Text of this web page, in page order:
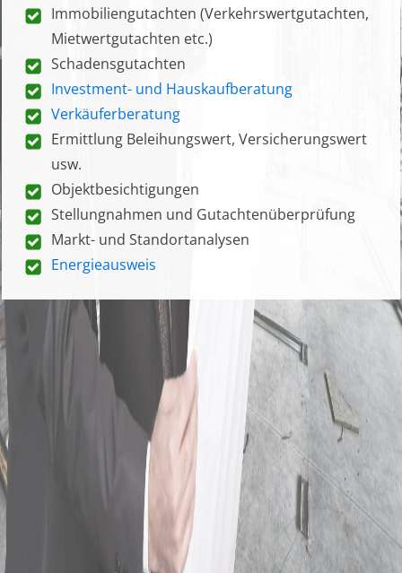
Immobiliengutachten (Verkehrswertgutachten,
Mietwertgutachten etc.)
Schadensgutachten
Investment- und Hauskaufberatung
Verkäuferberatung
Ermittlung Beleihungswert, Versicherungswert
usw.
Objektbesichtigungen
Stellungnahmen und Gutachtenüberprüfung
Markt- und Standortanalysen
Energieausweis